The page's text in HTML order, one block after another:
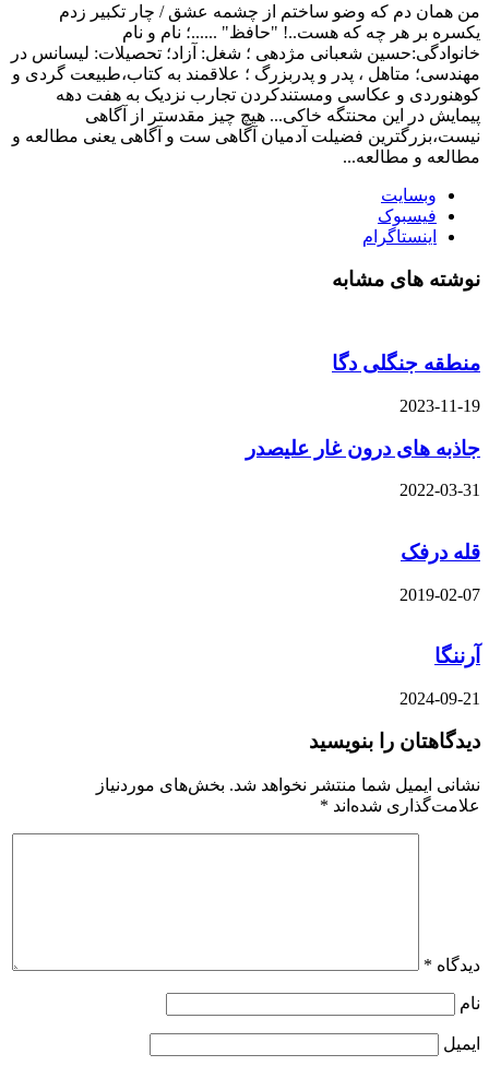
من همان دم که وضو ساختم از چشمه عشق / چار تکبیر زدم
یکسره بر هر چه که هست..! "حافظ" ......؛ نام و نام
خانوادگی:حسین شعبانی مژدهی ؛ شغل: آزاد؛ تحصیلات: لیسانس در
مهندسی؛ متاهل ، پدر و پدربزرگ ؛ علاقمند به کتاب،طبیعت گردی و
کوهنوردی و عکاسی ومستندکردن تجارب نزدیک به هفت دهه
پیمایش در این محنتگه خاکی... هیچ چیز مقدستر از آگاهی
نیست،بزرگترین فضیلت آدمیان آگاهی ست و آگاهی یعنی مطالعه و
مطالعه و مطالعه...
وبسایت
فیسبوک
اینستاگرام
نوشته های مشابه
منطقه جنگلی دگا
2023-11-19
جاذبه های درون غار علیصدر
2022-03-31
قله درفک
2019-02-07
آرننگا
2024-09-21
دیدگاهتان را بنویسید
نشانی ایمیل شما منتشر نخواهد شد. بخش‌های موردنیاز
علامت‌گذاری شده‌اند *
دیدگاه *
نام
ایمیل